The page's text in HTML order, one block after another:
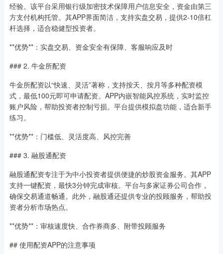
经验。该平台采用银行级加密技术保障用户信息安全，资金由第三
方支付机构托管。其APP界面简洁，支持实盘交易，提供2-10倍杠
杆选择，适合稳健型投资者。
**优势**：实盘交易、资金安全有保障、客服响应及时
### 2. 牛金所配资
牛金所配资以“快速、灵活”著称，支持按天、按月等多种配资模
式，最低100元即可申请配资。APP内嵌智能风控系统，实时监控
账户风险，帮助投资者控制亏损。平台提供模拟盘功能，适合新手
练习。
**优势**：门槛低、灵活度高、风控完善
### 3. 融股通配资
融股通配资专注于为中小投资者提供便捷的炒股资金服务。其APP
支持一键配资，最快3分钟完成审核。平台与多家证券公司合作，
确保交易通道畅通。此外，融股通还提供专业的投顾服务，帮助投
资者分析市场热点。
**优势**：审核速度快、合作券商多、附带投顾服务
## 使用配资APP的注意事项